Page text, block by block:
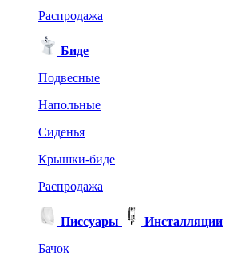
Распродажа
Биде
Подвесные
Напольные
Сиденья
Крышки-биде
Распродажа
Писсуары
Инсталляции
Бачок